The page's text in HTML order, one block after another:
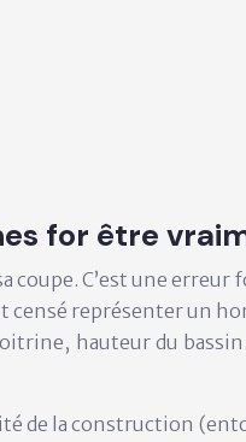
for être
coupe. C’est une
censé représenter
hauteur du
de la construction